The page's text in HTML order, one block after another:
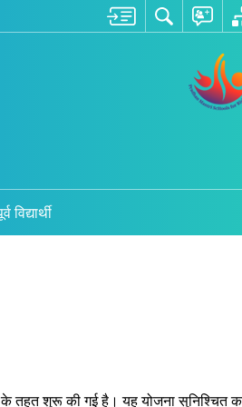
विद्यार्थी
के तहत शुरू की गई है। यह योजना सुनिश्चित